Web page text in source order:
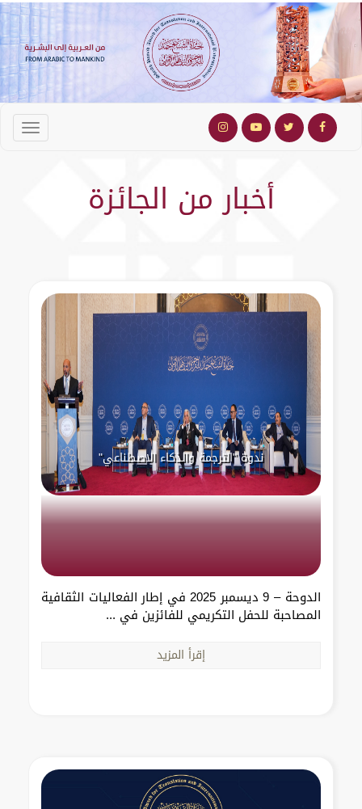
أخبار من الجائزة
ندوة "الترجمة والذكاء الاصطناعي"
الدوحة – 9 ديسمبر 2025 في إطار الفعاليات الثقافية
المصاحبة للحفل التكريمي للفائزين في ...
إقرأ المزيد